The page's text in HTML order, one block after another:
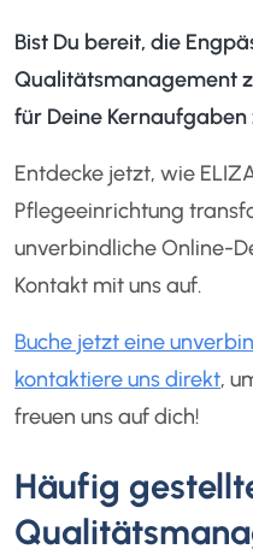
Bist Du bereit, die
Qualitätsmanagement
für Deine Kernaufgaben
Entdecke jetzt, wie
Pflegeeinrichtung
unverbindliche Online-
Kontakt mit uns auf.
Buche jetzt eine
kontaktiere uns direkt,
freuen uns auf dich!
Häufig